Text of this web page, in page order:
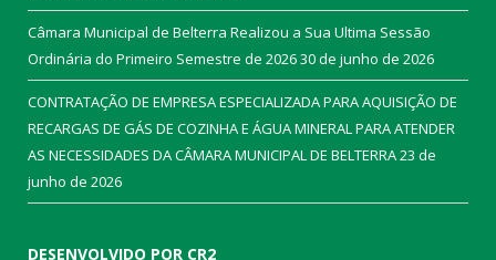
Câmara Municipal de Belterra Realizou a Sua Ultima Sessão
Ordinária do Primeiro Semestre de 202630 de junho de 2026
CONTRATAÇÃO DE EMPRESA ESPECIALIZADA PARA AQUISIÇÃO DE
RECARGAS DE GÁS DE COZINHA E ÁGUA MINERAL PARA ATENDER
AS NECESSIDADES DA CÂMARA MUNICIPAL DE BELTERRA23 de
junho de 2026
DESENVOLVIDO POR CR2